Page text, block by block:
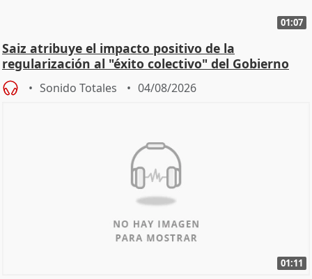
01:07
Saiz atribuye el impacto positivo de la
regularización al "éxito colectivo" del Gobierno
Sonido Totales 04/08/2026
01:11